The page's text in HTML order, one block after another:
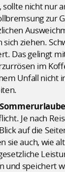
nicht nur
ziehen.
Das gelingt
im
Unfall nicht
Je nach
auf die
auch, wie
speichert